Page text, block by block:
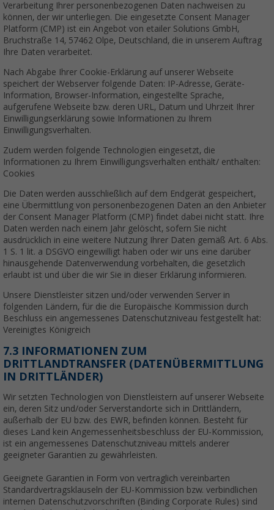
Verarbeitung Ihrer personenbezogenen Daten nachweisen zu
können, der wir unterliegen. Die eingesetzte Consent Manager
Platform (CMP) ist ein Angebot von etailer Solutions GmbH,
Bruchstraße 14, 57462 Olpe, Deutschland, die in unserem Auftrag
Ihre Daten verarbeitet.
Nach Abgabe Ihrer Cookie-Erklärung auf unserer Webseite
speichert der Webserver folgende Daten: IP-Adresse, Geräte-
Information, Browser-Information, eingestellte Sprache,
aufgerufene Webseite bzw. deren URL, Datum und Uhrzeit Ihrer
Einwilligungserklärung sowie Informationen zu Ihrem
Einwilligungsverhalten.
Zudem werden folgende Technologien eingesetzt, die
Informationen zu Ihrem Einwilligungsverhalten enthält/ enthalten:
Cookies
Die Daten werden ausschließlich auf dem Endgerät gespeichert,
eine Übermittlung von personenbezogenen Daten an den Anbieter
der Consent Manager Platform (CMP) findet dabei nicht statt. Ihre
Daten werden nach einem Jahr gelöscht, sofern Sie nicht
ausdrücklich in eine weitere Nutzung Ihrer Daten gemäß Art. 6 Abs.
1 S. 1 lit. a DSGVO eingewilligt haben oder wir uns eine darüber
hinausgehende Datenverwendung vorbehalten, die gesetzlich
erlaubt ist und über die wir Sie in dieser Erklärung informieren.
Unsere Dienstleister sitzen und/oder verwenden Server in
folgenden Ländern, für die die Europäische Kommission durch
Beschluss ein angemessenes Datenschutzniveau festgestellt hat:
Vereinigtes Königreich
7.3 INFORMATIONEN ZUM
DRITTLANDTRANSFER (DATENÜBERMITTLUNG
IN DRITTLÄNDER)
Wir setzten Technologien von Dienstleistern auf unserer Webseite
ein, deren Sitz und/oder Serverstandorte sich in Drittländern,
außerhalb der EU bzw. des EWR, befinden können. Besteht für
dieses Land kein Angemessenheitsbeschluss der EU-Kommission,
ist ein angemessenes Datenschutzniveau mittels anderer
geeigneter Garantien zu gewährleisten.
Geeignete Garantien in Form von vertraglich vereinbarten
Standardvertragsklauseln der EU-Kommission bzw. verbindlichen
internen Datenschutzvorschriften (Binding Corporate Rules) sind